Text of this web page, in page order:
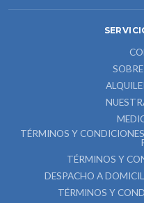
TÉRMINOS Y
TÉRMINOS Y
DESPACHO A
TÉRMINOS Y